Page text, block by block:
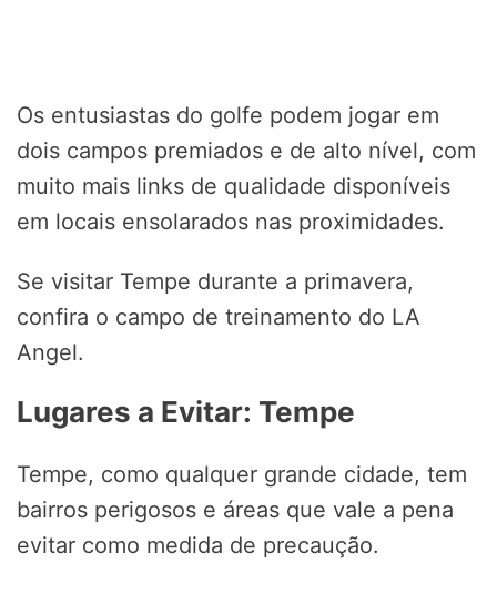
Os entusiastas do golfe podem jogar em
dois campos premiados e de alto nível, com
muito mais links de qualidade disponíveis
em locais ensolarados nas proximidades.
Se visitar Tempe durante a primavera,
confira o campo de treinamento do LA
Angel.
Lugares a Evitar: Tempe
Tempe, como qualquer grande cidade, tem
bairros perigosos e áreas que vale a pena
evitar como medida de precaução.